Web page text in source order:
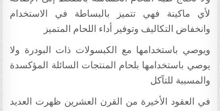
لأي ماكينة فهي تتميز بالبساطة في الاستخدام
وانخفاض التكاليف وتوفير أداء اللحام المتميز
ويوصي باستخدامها مع الكبسولات ذات البودرة ولا
يوصي باستخدامها بلحام المنتجات السائلة المؤكسدة
والمسببة للتآكل
في العقود الأخيرة من القرن العشرين ظهرت العديد